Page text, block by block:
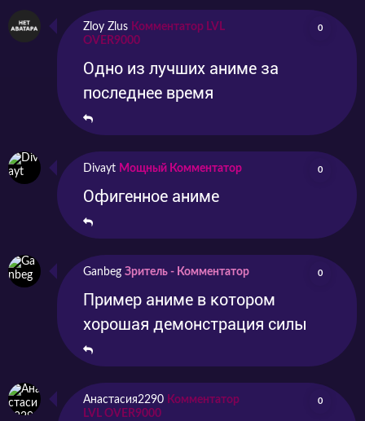
Zloy Zlus Комментатор LVL
OVER9000
0
Одно из лучших аниме за
последнее время
Divayt Мощный Комментатор 0
Офигенное аниме
Ganbeg Зритель - Комментатор 0
Пример аниме в котором
хорошая демонстрация силы
Анастасия2290 Комментатор
LVL OVER9000
0